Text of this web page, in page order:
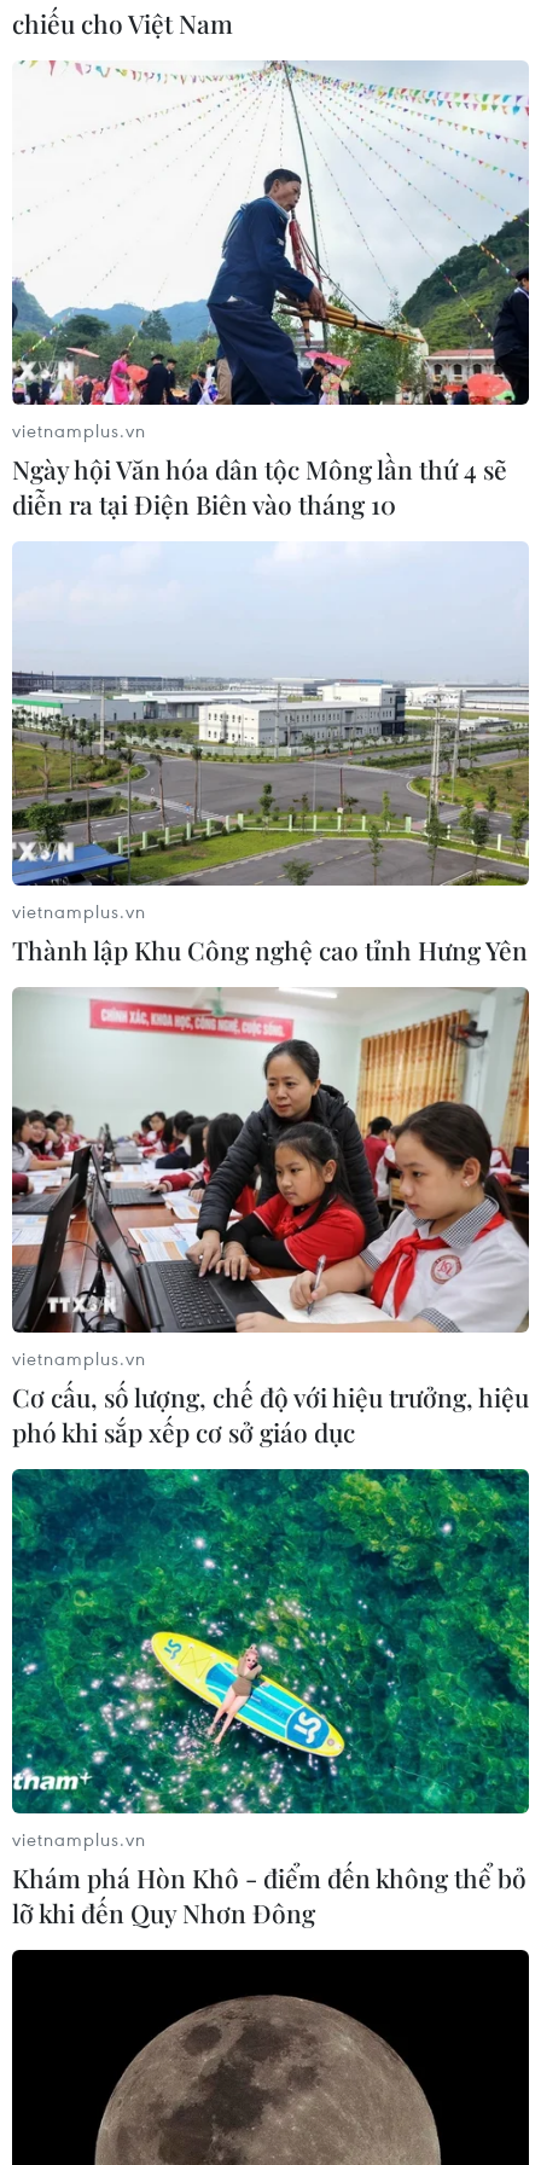
chiếu cho Việt Nam
vietnamplus.vn
Ngày hội Văn hóa dân tộc Mông lần thứ 4 sẽ
diễn ra tại Điện Biên vào tháng 10
vietnamplus.vn
Thành lập Khu Công nghệ cao tỉnh Hưng Yên
vietnamplus.vn
Cơ cấu, số lượng, chế độ với hiệu trưởng, hiệu
phó khi sắp xếp cơ sở giáo dục
vietnamplus.vn
Khám phá Hòn Khô - điểm đến không thể bỏ
lỡ khi đến Quy Nhơn Đông